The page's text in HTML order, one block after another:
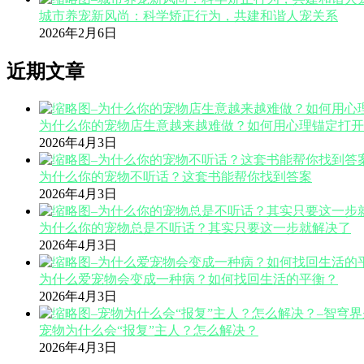
城市养宠新风尚：科学矫正行为，共建和谐人宠关系
2026年2月6日
近期文章
为什么你的宠物店生意越来越难做？如何用心理锚定打
2026年4月3日
为什么你的宠物不听话？这套书能帮你找到答案
2026年4月3日
为什么你的宠物总是不听话？其实只要这一步就解决了
2026年4月3日
为什么爱宠物会变成一种病？如何找回生活的平衡？
2026年4月3日
宠物为什么会“报复”主人？怎么解决？
2026年4月3日